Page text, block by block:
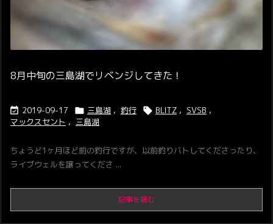
8月中旬の三島湖でリベンジしてきた！
 2019-09-17  三島湖 , 釣行  BLITZ , SVSB ,
マックスセント , 三島湖
ちょうど1ヶ月ほど前の釣行ですが、以前釣りバトしてくださったり、
ライブウェルを譲ってくださ ...
記事を読む